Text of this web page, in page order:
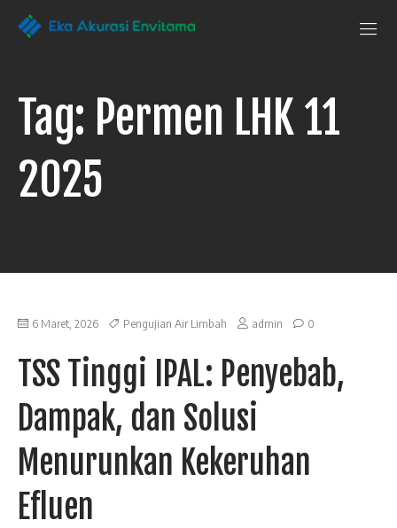
Penguji Eka
Laboratorium
dapat
anda
andalkan
Tag: Permen LHK 11
2025
6 Maret, 2026 Pengujian Air Limbah admin 0
TSS Tinggi IPAL: Penyebab,
Dampak, dan Solusi
Menurunkan Kekeruhan
Efluen